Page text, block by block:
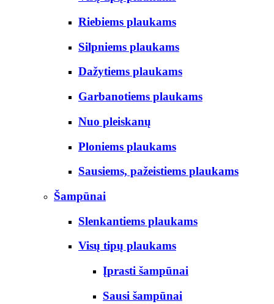
Riebiems plaukams
Silpniems plaukams
Dažytiems plaukams
Garbanotiems plaukams
Nuo pleiskanų
Ploniems plaukams
Sausiems, pažeistiems plaukams
Šampūnai
Slenkantiems plaukams
Visų tipų plaukams
Įprasti šampūnai
Sausi šampūnai